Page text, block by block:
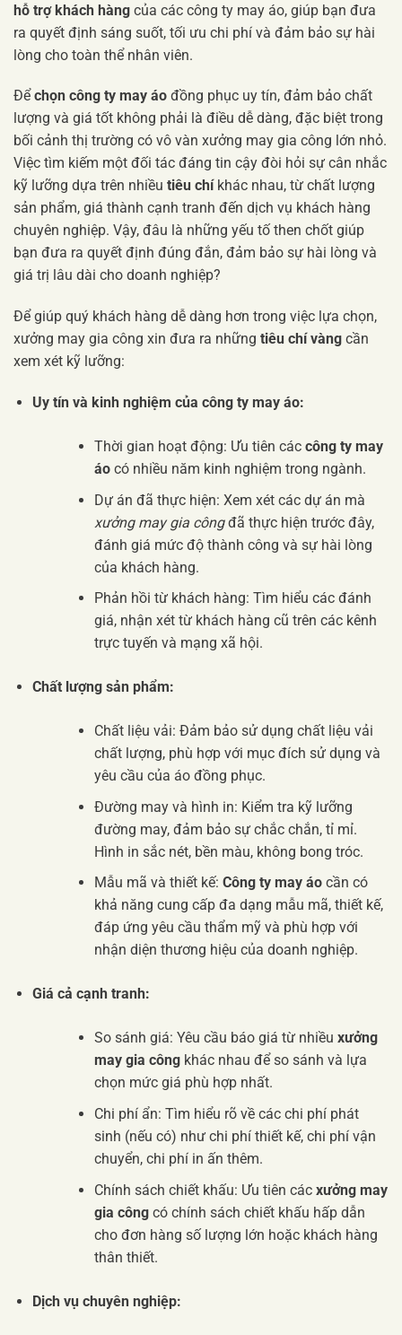
hỗ trợ khách hàng của các công ty may áo, giúp bạn đưa
ra quyết định sáng suốt, tối ưu chi phí và đảm bảo sự hài
lòng cho toàn thể nhân viên.
Để chọn công ty may áo đồng phục uy tín, đảm bảo chất
lượng và giá tốt không phải là điều dễ dàng, đặc biệt trong
bối cảnh thị trường có vô vàn xưởng may gia công lớn nhỏ.
Việc tìm kiếm một đối tác đáng tin cậy đòi hỏi sự cân nhắc
kỹ lưỡng dựa trên nhiều tiêu chíkhác nhau, từ chất lượng
sản phẩm, giá thành cạnh tranh đến dịch vụ khách hàng
chuyên nghiệp. Vậy, đâu là những yếu tố then chốt giúp
bạn đưa ra quyết định đúng đắn, đảm bảo sự hài lòng và
giá trị lâu dài cho doanh nghiệp?
Để giúp quý khách hàng dễ dàng hơn trong việc lựa chọn,
xưởng may gia công xin đưa ra những tiêu chí vàng cần
xem xét kỹ lưỡng:
Uy tín và kinh nghiệm của công ty may áo:
Thời gian hoạt động: Ưu tiên các công ty may
áocó nhiều năm kinh nghiệm trong ngành.
Dự án đã thực hiện: Xem xét các dự án mà
xưởng may gia côngđã thực hiện trước đây,
đánh giá mức độ thành công và sự hài lòng
của khách hàng.
Phản hồi từ khách hàng: Tìm hiểu các đánh
giá, nhận xét từ khách hàng cũ trên các kênh
trực tuyến và mạng xã hội.
Chất lượng sản phẩm:
Chất liệu vải: Đảm bảo sử dụng chất liệu vải
chất lượng, phù hợp với mục đích sử dụng và
yêu cầu của áo đồng phục.
Đường may và hình in: Kiểm tra kỹ lưỡng
đường may, đảm bảo sự chắc chắn, tỉ mỉ.
Hình in sắc nét, bền màu, không bong tróc.
Mẫu mã và thiết kế: Công ty may áocần có
khả năng cung cấp đa dạng mẫu mã, thiết kế,
đáp ứng yêu cầu thẩm mỹ và phù hợp với
nhận diện thương hiệu của doanh nghiệp.
Giá cả cạnh tranh:
So sánh giá: Yêu cầu báo giá từ nhiều xưởng
may gia côngkhác nhau để so sánh và lựa
chọn mức giá phù hợp nhất.
Chi phí ẩn: Tìm hiểu rõ về các chi phí phát
sinh (nếu có) như chi phí thiết kế, chi phí vận
chuyển, chi phí in ấn thêm.
Chính sách chiết khấu: Ưu tiên các xưởng may
gia côngcó chính sách chiết khấu hấp dẫn
cho đơn hàng số lượng lớn hoặc khách hàng
thân thiết.
Dịch vụ chuyên nghiệp: